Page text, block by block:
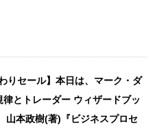
りセール】本日は、マーク・ダ
律とトレーダー ウィザードブッ
山本政樹(著)『ビジネスプロセ